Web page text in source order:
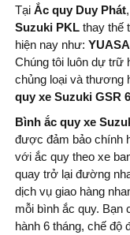
Tại Ắc quy Duy Phát
Suzuki PKL thay thế
hiện nay như:
Chúng tôi luôn dự trữ
chủng loại và thương
quy xe Suzuki GSR
Bình ắc quy xe
được đảm bảo chính
với ắc quy theo xe
quay trở lại đường
dịch vụ giao hàng
mỗi bình ắc quy. Bạn
hành 6 tháng, chế độ